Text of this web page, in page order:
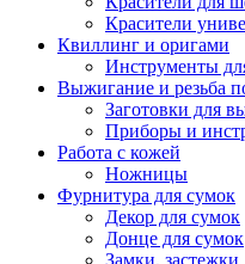
Красители
Квиллинг и оригами
Инструменты
Выжигание и резьба
Заготовки для
Приборы и
Работа с кожей
Ножницы
Фурнитура для сумок
Декор для сумок
Донце для сумок
Замки, застежки